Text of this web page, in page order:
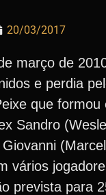
20/03/2017
março de
e perdia
que
Sandro
vários
prevista para